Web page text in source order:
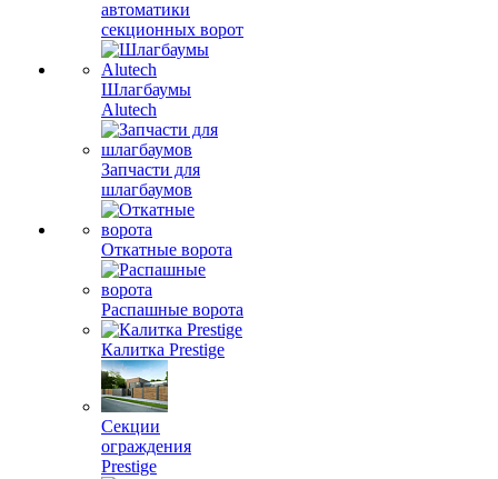
автоматики
секционных ворот
Шлагбаумы
Alutech
Запчасти для
шлагбаумов
Откатные ворота
Распашные ворота
Калитка Prestige
Секции
ограждения
Prestige